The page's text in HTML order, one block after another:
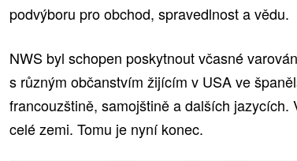
podvýboru pro obchod, spravedlnost a vědu.
NWS byl schopen poskytnout včasné
s různým občanstvím žijícím v USA ve
francouzštině, samojštině a dalších
celé zemi. Tomu je nyní konec.